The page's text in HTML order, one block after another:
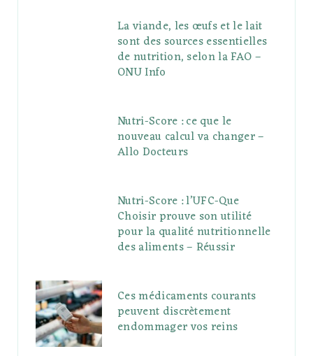
La viande, les œufs et le lait
sont des sources essentielles
de nutrition, selon la FAO –
ONU Info
Nutri-Score : ce que le
nouveau calcul va changer –
Allo Docteurs
Nutri-Score : l’UFC-Que
Choisir prouve son utilité
pour la qualité nutritionnelle
des aliments – Réussir
Ces médicaments courants
peuvent discrètement
endommager vos reins